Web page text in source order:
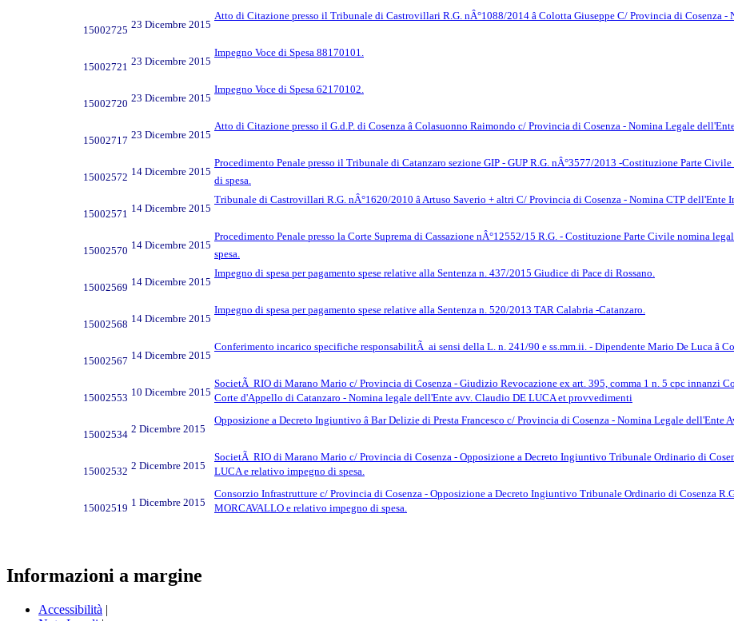
15002725 23 Dicembre 2015
Atto di Citazione presso il Tribunale di Castrovillari R.G. nÂ°1088/2014 â Colotta Giuseppe C/ Provincia di Cosenza
15002721 23 Dicembre 2015
Impegno Voce di Spesa 88170101.
15002720 23 Dicembre 2015
Impegno Voce di Spesa 62170102.
15002717 23 Dicembre 2015
Atto di Citazione presso il G.d.P. di Cosenza â Colasuonno Raimondo c/ Provincia di Cosenza - Nomina Legale
15002572 14 Dicembre 2015
Procedimento Penale presso il Tribunale di Catanzaro sezione GIP - GUP R.G. nÂ°3577/2013 -Costituzione Parte
di spesa.
15002571 14 Dicembre 2015
Tribunale di Castrovillari R.G. nÂ°1620/2010 â Artuso Saverio + altri C/ Provincia di Cosenza - Nomina CTP dell'Ente
15002570 14 Dicembre 2015
Procedimento Penale presso la Corte Suprema di Cassazione nÂ°12552/15 R.G. - Costituzione Parte Civile nomina
spesa.
15002569 14 Dicembre 2015
Impegno di spesa per pagamento spese relative alla Sentenza n. 437/2015 Giudice di Pace di Rossano.
15002568 14 Dicembre 2015
Impegno di spesa per pagamento spese relative alla Sentenza n. 520/2013 TAR Calabria -Catanzaro.
15002567 14 Dicembre 2015
Conferimento incarico specifiche responsabilitÃ ai sensi della L. n. 241/90 e ss.mm.ii. - Dipendente Mario De Luca â
15002553 10 Dicembre 2015
SocietÃ RIO di Marano Mario c/ Provincia di Cosenza - Giudizio Revocazione ex art. 395, comma 1 n. 5 cpc innanzi
Corte d'Appello di Catanzaro - Nomina legale dell'Ente avv. Claudio DE LUCA et provvedimenti
15002534 2 Dicembre 2015
Opposizione a Decreto Ingiuntivo â Bar Delizie di Presta Francesco c/ Provincia di Cosenza - Nomina Legale dell'Ente
15002532 2 Dicembre 2015
SocietÃ RIO di Marano Mario c/ Provincia di Cosenza - Opposizione a Decreto Ingiuntivo Tribunale Ordinario di
LUCA e relativo impegno di spesa.
15002519 1 Dicembre 2015
Consorzio Infrastrutture c/ Provincia di Cosenza - Opposizione a Decreto Ingiuntivo Tribunale Ordinario di Cosenza
MORCAVALLO e relativo impegno di spesa.
Informazioni a margine
Accessibilità |